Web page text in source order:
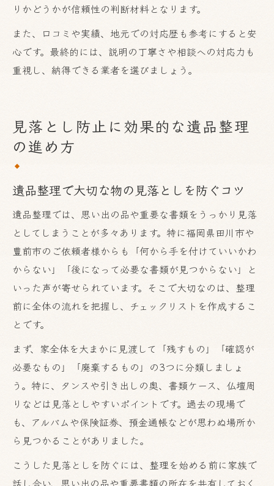
りかどうかが信頼性の判断材料となります。
また、口コミや実績、地元での対応歴も参考にすると安
心です。最終的には、説明の丁寧さや相談への対応力も
重視し、納得できる業者を選びましょう。
見落とし防止に効果的な遺品整理
の進め方
遺品整理で大切な物の見落としを防ぐコツ
遺品整理では、思い出の品や重要な書類をうっかり見落
としてしまうことが多々あります。特に福岡県田川市や
豊前市のご依頼者様からも「何から手を付けていいかわ
からない」「後になって必要な書類が見つからない」と
いった声が寄せられています。そこで大切なのは、整理
前に全体の流れを把握し、チェックリストを作成するこ
とです。
まず、家全体を大まかに見渡して「残すもの」「確認が
必要なもの」「廃棄するもの」の3つに分類しましょ
う。特に、タンスや引き出しの奥、書類ケース、仏壇周
りなどは見落としやすいポイントです。過去の現場で
も、アルバムや保険証券、預金通帳などが思わぬ場所か
ら見つかることがありました。
こうした見落としを防ぐには、整理を始める前に家族で
話し合い、思い出の品や重要書類の所在を共有しておく